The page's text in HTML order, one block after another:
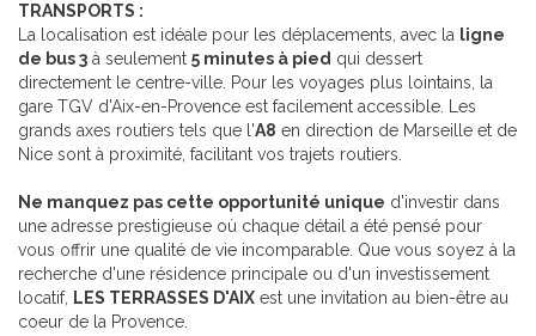
TRANSPORTS :
La localisation est idéale pour les déplacements, avec la ligne
de bus 3 à seulement 5 minutes à pied qui dessert
directement le centre-ville. Pour les voyages plus lointains, la
gare TGV d'Aix-en-Provence est facilement accessible. Les
grands axes routiers tels que l'A8 en direction de Marseille et de
Nice sont à proximité, facilitant vos trajets routiers.
Ne manquez pas cette opportunité unique d'investir dans
une adresse prestigieuse où chaque détail a été pensé pour
vous offrir une qualité de vie incomparable. Que vous soyez à la
recherche d'une résidence principale ou d'un investissement
locatif, LES TERRASSES D'AIX est une invitation au bien-être au
coeur de la Provence.